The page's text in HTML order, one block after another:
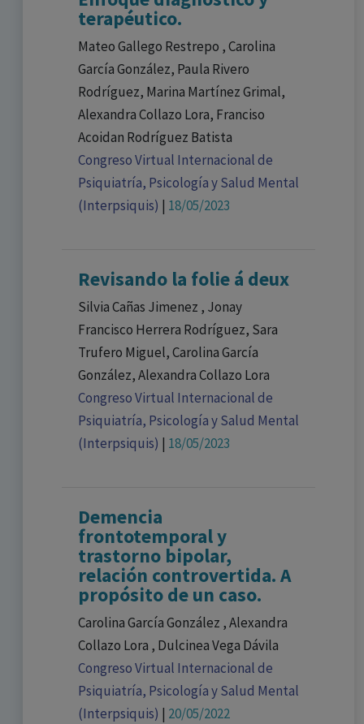
terapéutico.
Mateo Gallego Restrepo , Carolina
García González, Paula Rivero
Rodríguez, Marina Martínez Grimal,
Alexandra Collazo Lora, Franciso
Acoidan Rodríguez Batista
Congreso Virtual Internacional de
Psiquiatría, Psicología y Salud Mental
(Interpsiquis) | 18/05/2023
Revisando la folie á deux
Silvia Cañas Jimenez , Jonay
Francisco Herrera Rodríguez, Sara
Trufero Miguel, Carolina García
González, Alexandra Collazo Lora
Congreso Virtual Internacional de
Psiquiatría, Psicología y Salud Mental
(Interpsiquis) | 18/05/2023
Demencia
frontotemporal y
trastorno bipolar,
relación controvertida. A
propósito de un caso.
Carolina García González , Alexandra
Collazo Lora , Dulcinea Vega Dávila
Congreso Virtual Internacional de
Psiquiatría, Psicología y Salud Mental
(Interpsiquis) | 20/05/2022